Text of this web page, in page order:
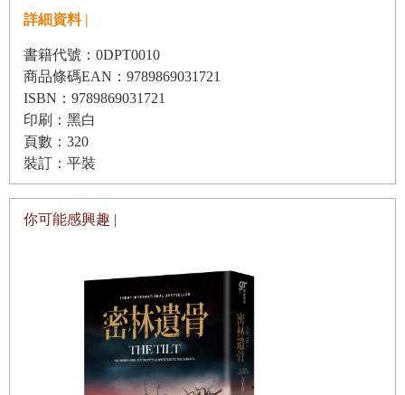
「誰去下面找那個女人，替我把帶子搶回來！」
倔傲地倚在控制桌中央的導播森島一朗，漫無目標地怒吼道。
「媽的，偏偏老爹今天一句廢話也不說，這樣鐵定會準時結束的。」
被喚作老爹的，是出現在正面螢幕上的節目主播長坂文雄。十五年
這個著名的特派員，現在成了以新聞節目掛帥的MBC招牌人物。
費稅率可以給福利國家的國民帶來多少好處，長坂也以一口流利的地
「那個臭女人，快想想辦法呀！」
森島的怒吼聲震動了副控室的隔音牆。再過三分鐘，「事件檢證」就
詳細資料 |
書籍代號：0DPT0010
商品條碼EAN：9789869031721
ISBN：9789869031721
印刷：黑白
頁數：320
裝訂：平裝
你可能感興趣 |